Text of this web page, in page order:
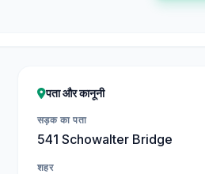
पता और कानूनी
सड़क का पता
541 Schowalter Bridge
शहर